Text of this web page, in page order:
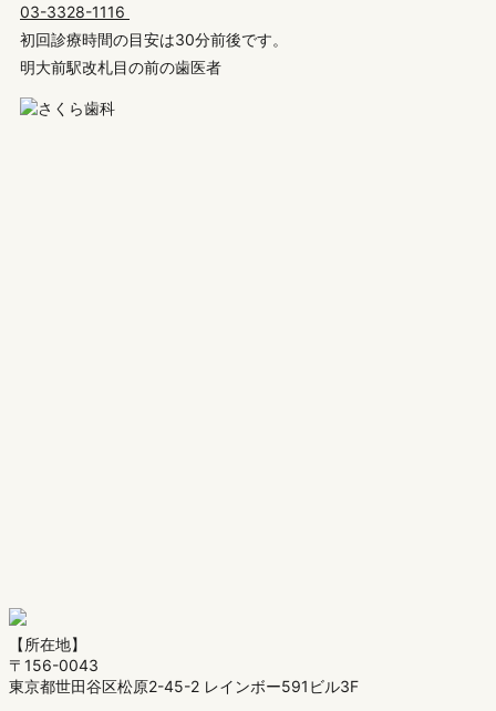
03-3328-1116
初回診療時間の目安は30分前後です。
明大前駅改札目の前の歯医者
【所在地】
〒156-0043
東京都世田谷区松原2-45-2 レインボー591ビル3F